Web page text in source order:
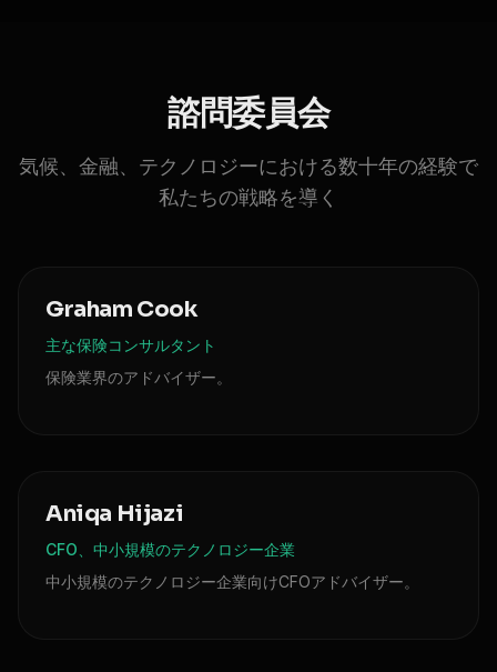
諮問委員会
気候、金融、テクノロジーにおける数十年の経験で
私たちの戦略を導く
Graham Cook
主な保険コンサルタント
保険業界のアドバイザー。
Aniqa Hijazi
CFO、中小規模のテクノロジー企業
中小規模のテクノロジー企業向けCFOアドバイザー。